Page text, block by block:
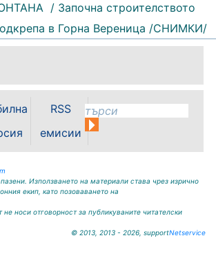
2026-08-07 11:27:20
ОБЛАСТ
гр. Криводол,
45, e-mail:
ОБЯВА На
чл. 8, ал. 4, чл. 14, ал.
/ Започна строителството
в Горна Вереница /СНИМКИ/
RSS
емисии
Използването на материали става чрез изрично
екип, като позоваването на
носи отговорност за публикуваните читателски
© 2013, 2013 - 2026, supportNetservice